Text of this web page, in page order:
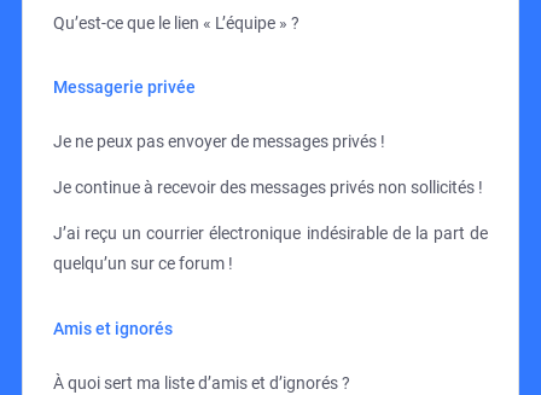
Qu’est-ce que le lien « L’équipe » ?
Messagerie privée
Je ne peux pas envoyer de messages privés !
Je continue à recevoir des messages privés non sollicités !
J’ai reçu un courrier électronique indésirable de la part de
quelqu’un sur ce forum !
Amis et ignorés
À quoi sert ma liste d’amis et d’ignorés ?